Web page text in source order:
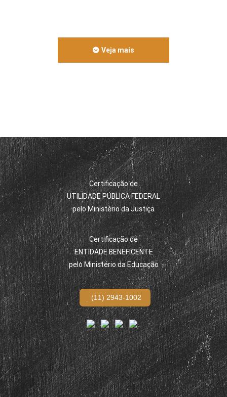
Veja mais
Certificação de
UTILIDADE PÚBLICA FEDERAL
pelo Ministério da Justiça
Certificação de
ENTIDADE BENEFICENTE
pelo Ministério da Educação
(11) 2943-1002